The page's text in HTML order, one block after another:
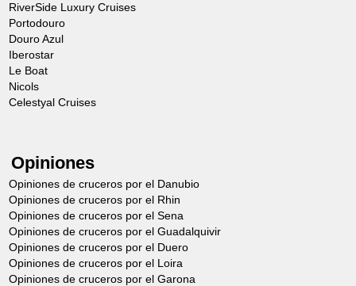
RiverSide Luxury Cruises
Portodouro
Douro Azul
Iberostar
Le Boat
Nicols
Celestyal Cruises
Opiniones
Opiniones de cruceros por el Danubio
Opiniones de cruceros por el Rhin
Opiniones de cruceros por el Sena
Opiniones de cruceros por el Guadalquivir
Opiniones de cruceros por el Duero
Opiniones de cruceros por el Loira
Opiniones de cruceros por el Garona